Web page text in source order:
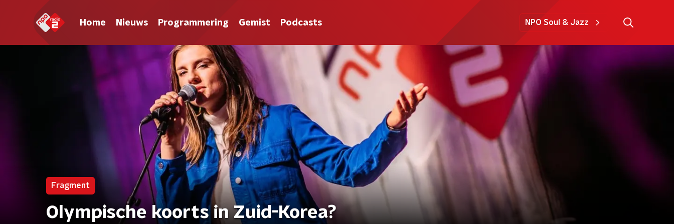
Home Nieuws Programmering Gemist Podcasts NPO Soul & Jazz
Fragment
Olympische koorts in Zuid-Korea?